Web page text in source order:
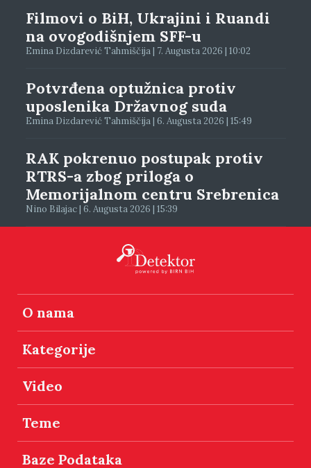
Filmovi o BiH, Ukrajini i Ruandi
na ovogodišnjem SFF-u
Emina Dizdarević Tahmiščija | 7. Augusta 2026 | 10:02
Potvrđena optužnica protiv
uposlenika Državnog suda
Emina Dizdarević Tahmiščija | 6. Augusta 2026 | 15:49
RAK pokrenuo postupak protiv
RTRS-a zbog priloga o
Memorijalnom centru Srebrenica
Nino Bilajac | 6. Augusta 2026 | 15:39
O nama
Kategorije
Video
Teme
Baze Podataka